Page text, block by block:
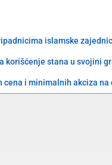
islamske
korišćenje stana u svojini
i minimalnih akciza